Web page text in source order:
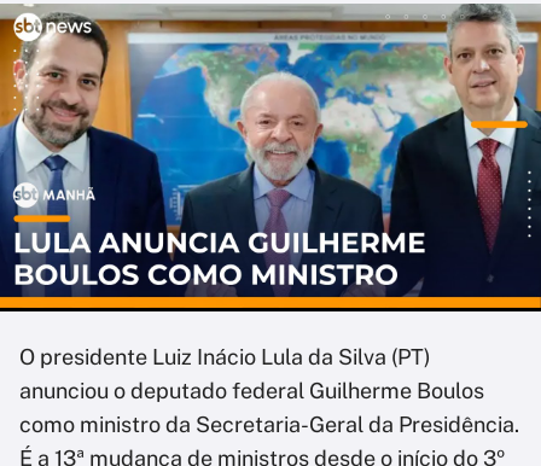
O presidente Luiz Inácio Lula da Silva (PT)
anunciou o deputado federal Guilherme Boulos
como ministro da Secretaria-Geral da Presidência.
É a 13ª mudança de ministros desde o início do 3º